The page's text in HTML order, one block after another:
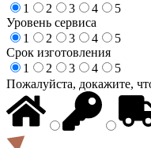
1
2 3 4
5
Уровень сервиса
1
2 3 4
5
Срок изготовления
1
2 3 4
5
Пожалуйста, докажите,